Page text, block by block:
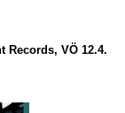
Records, VÖ 12.4.